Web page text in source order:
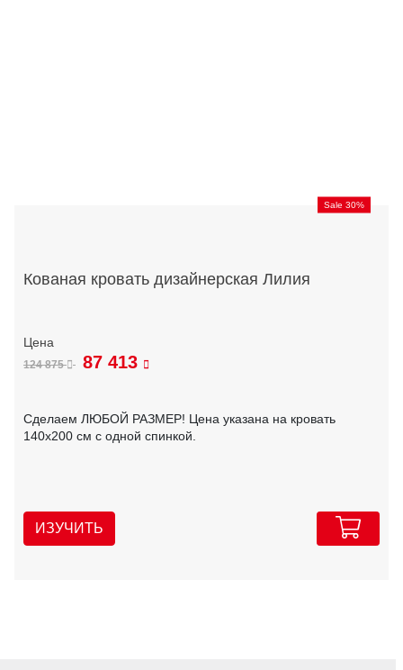
Sale 30%
Кованая кровать дизайнерская Лилия
124 875 87 413
Сделаем ЛЮБОЙ РАЗМЕР! Цена указана на кровать
140х200 см с одной спинкой.
ИЗУЧИТЬ